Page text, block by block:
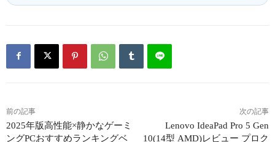
前の記事
2025年版高性能×静かなゲーミ
ングPCおすすめランキングベ
次の記事
Lenovo IdeaPad Pro 5 Gen
10(14型 AMD)レビュー プロク